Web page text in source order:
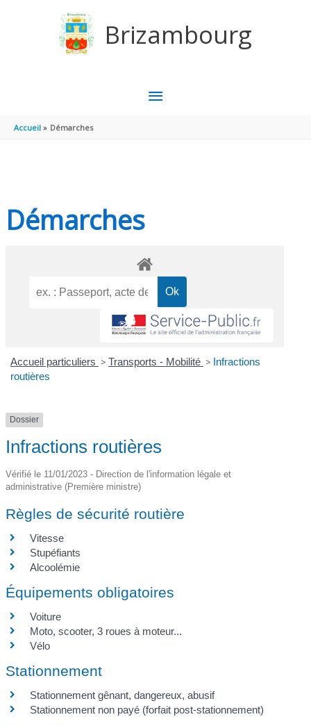
Brizambourg
MENU
Accueil Démarches
Démarches
Accueil particuliers > Transports - Mobilité > Infractions
routières
Dossier
Infractions routières
Vérifié le 11/01/2023 - Direction de l'information légale et
administrative (Première ministre)
Règles de sécurité routière
Vitesse
Stupéfiants
Alcoolémie
Équipements obligatoires
Voiture
Moto, scooter, 3 roues à moteur...
Vélo
Stationnement
Stationnement gênant, dangereux, abusif
Stationnement non payé (forfait post-stationnement)